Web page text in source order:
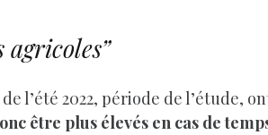
agricoles”
l’été 2022, période de l’étude,
être plus élevés en cas de